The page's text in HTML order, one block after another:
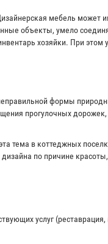
мебель может
объекты, умело
хозяйки. При этом
формы
прогулочных
тема в коттеджных
по причине
услуг